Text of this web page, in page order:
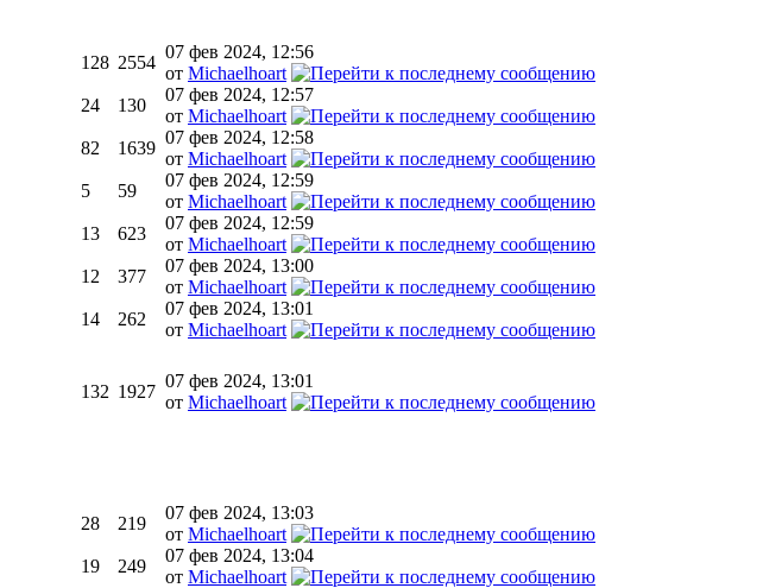
128 2554
07 фев 2024, 12:56
от Michaelhoart
24 130
07 фев 2024, 12:57
от Michaelhoart
82 1639
07 фев 2024, 12:58
от Michaelhoart
5 59
07 фев 2024, 12:59
от Michaelhoart
13 623
07 фев 2024, 12:59
от Michaelhoart
12 377
07 фев 2024, 13:00
от Michaelhoart
14 262
07 фев 2024, 13:01
от Michaelhoart
132 1927
07 фев 2024, 13:01
от Michaelhoart
28 219
07 фев 2024, 13:03
от Michaelhoart
19 249
07 фев 2024, 13:04
от Michaelhoart